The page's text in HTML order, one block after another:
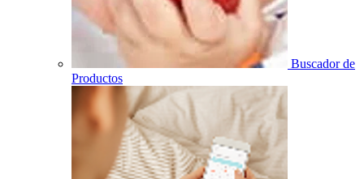
Buscador de
Productos